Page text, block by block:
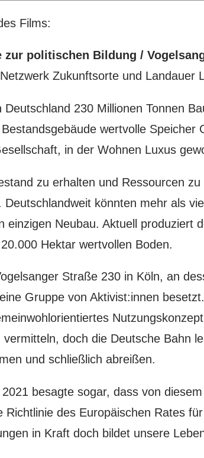
Films:
politischen Bildung /
Zukunftsorte und Landauer
Deutschland 230 Millionen Tonnen
wertvolle
in der Wohnen Luxus
zu erhalten und Ressourcen
Deutschlandweit könnten mehr als
einzigen Neubau. Aktuell produziert
Hektar wertvollen Boden.
Straße 230 in Köln, an
Gruppe von Aktivist:innen
vermitteln, doch die Deutsche Bahn
und schließlich abreißen.
besagte sogar, dass von
Richtlinie des Europäischen Rates
in Kraft doch bildet unsere